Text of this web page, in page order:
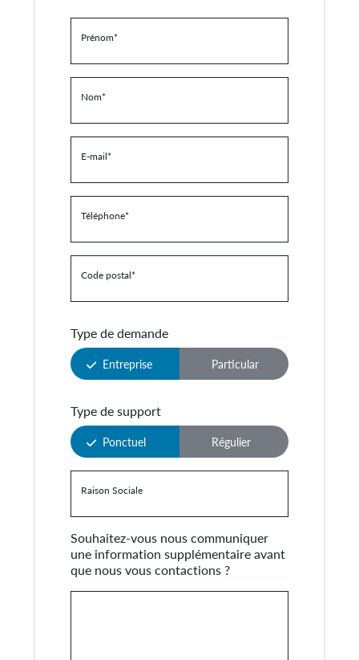
Prénom*
Nom*
E-mail*
Téléphone*
Code postal*
Type de demande
Entreprise Particular
Type de support
Ponctuel Régulier
Raison Sociale
Souhaitez-vous nous communiquer
une information supplémentaire avant
que nous vous contactions ?